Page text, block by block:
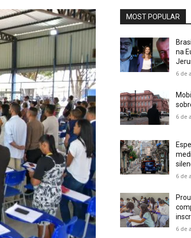
MOST POPULAR
na
6 de
6 de
6 de
6 de